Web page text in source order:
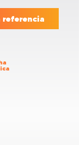
referencia